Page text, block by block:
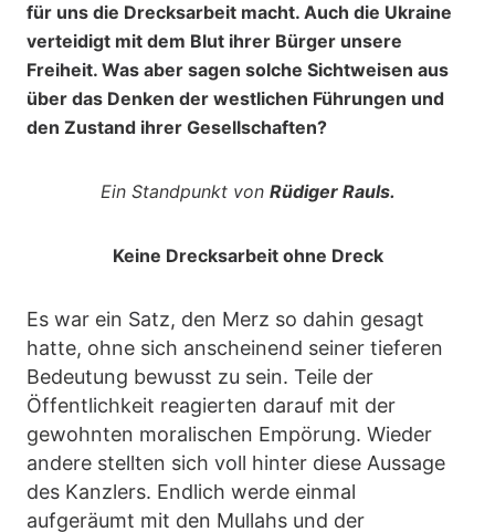
für uns die Drecksarbeit macht. Auch die Ukraine
verteidigt mit dem Blut ihrer Bürger unsere
Freiheit. Was aber sagen solche Sichtweisen aus
über das Denken der westlichen Führungen und
den Zustand ihrer Gesellschaften?
Ein Standpunkt von Rüdiger Rauls.
Keine Drecksarbeit ohne Dreck
Es war ein Satz, den Merz so dahin gesagt
hatte, ohne sich anscheinend seiner tieferen
Bedeutung bewusst zu sein. Teile der
Öffentlichkeit reagierten darauf mit der
gewohnten moralischen Empörung. Wieder
andere stellten sich voll hinter diese Aussage
des Kanzlers. Endlich werde einmal
aufgeräumt mit den Mullahs und der